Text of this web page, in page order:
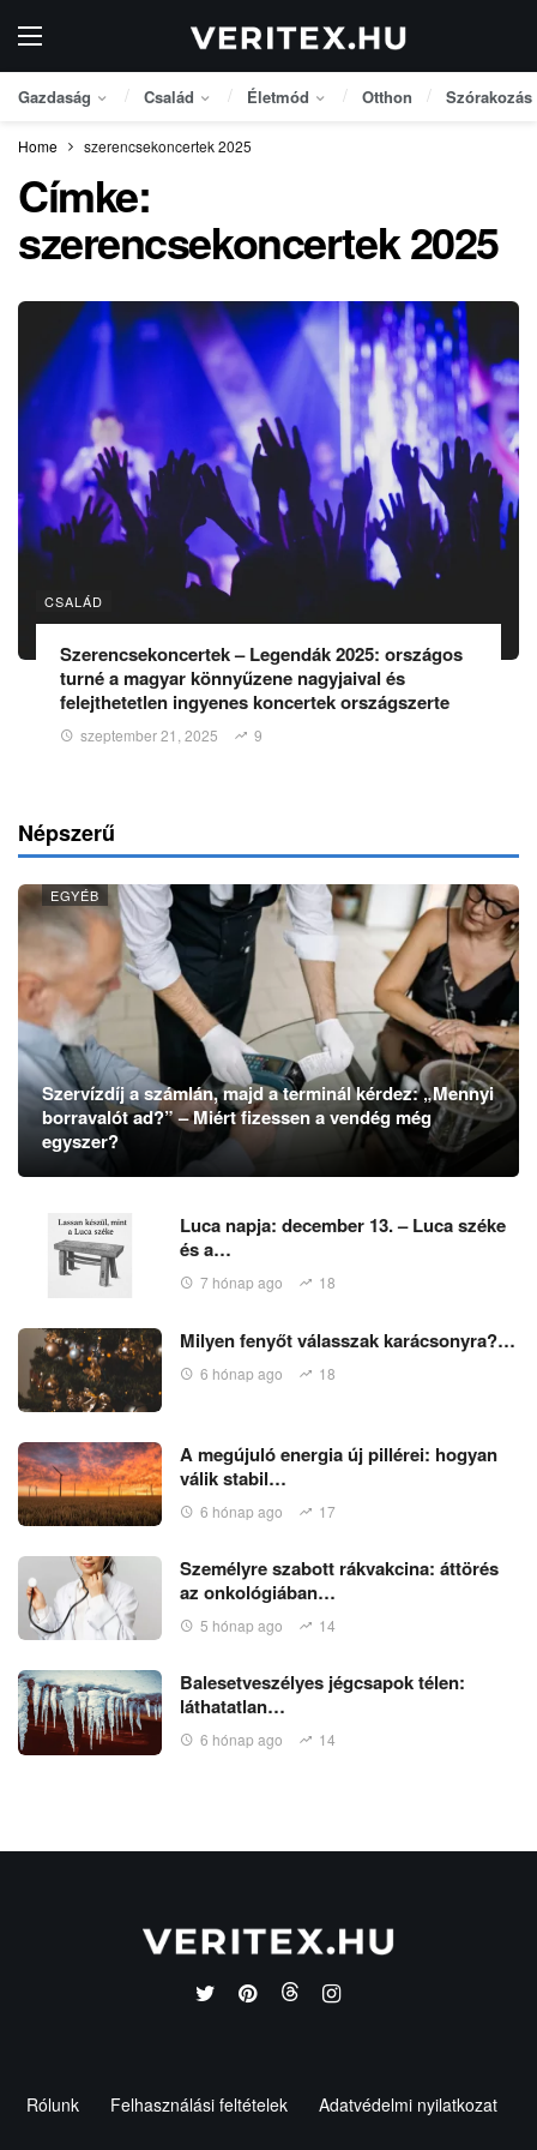
Gazdaság Család Életmód Otthon Szórakozás
Home szerencsekoncertek 2025
Címke:
szerencsekoncertek 2025
CSALÁD
Szerencsekoncertek – Legendák 2025: országos
turné a magyar könnyűzene nagyjaival és
felejthetetlen ingyenes koncertek országszerte
szeptember 21, 2025 9
Népszerű
EGYÉB
Szervízdíj a számlán, majd a terminál kérdez: „Mennyi
borravalót ad?” – Miért fizessen a vendég még
egyszer?
Luca napja: december 13. – Luca széke
és a…
7 hónap ago 18
Milyen fenyőt válasszak karácsonyra?…
6 hónap ago 18
A megújuló energia új pillérei: hogyan
válik stabil…
6 hónap ago 17
Személyre szabott rákvakcina: áttörés
az onkológiában…
5 hónap ago 14
Balesetveszélyes jégcsapok télen:
láthatatlan…
6 hónap ago 14
Rólunk Felhasználási feltételek Adatvédelmi nyilatkozat